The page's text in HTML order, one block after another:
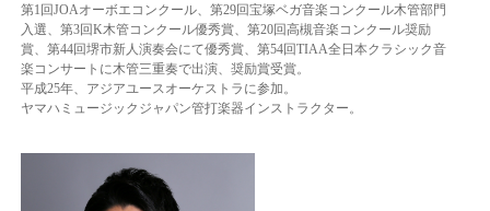
第1回JOAオーボエコンクール、第29回宝塚ベガ音楽コンクール木管部門
入選、第3回K木管コンクール優秀賞、第20回高槻音楽コンクール奨励
賞、第44回堺市新人演奏会にて優秀賞、第54回TIAA全日本クラシック音
楽コンサートに木管三重奏で出演、奨励賞受賞。
平成25年、アジアユースオーケストラに参加。
ヤマハミュージックジャパン管打楽器インストラクター。